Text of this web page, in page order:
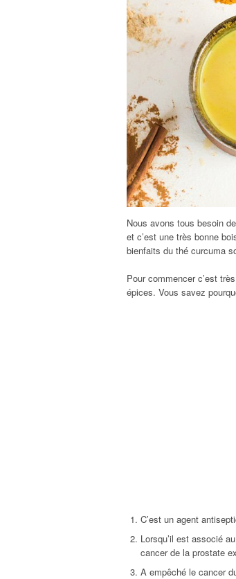
Nous avons tous besoin
et c’est une très bonne
bienfaits du thé curcuma
Pour commencer c’est
épices. Vous savez
C’est un agent
Lorsqu’il est associé
cancer de la prostate
A empêché le cancer